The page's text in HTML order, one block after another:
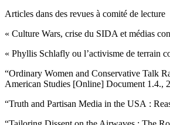
Articles dans des revues à comité de lecture
« Culture Wars, crise du SIDA et médias
« Phyllis Schlafly ou l’activisme de terrain
“Ordinary Women and Conservative Talk
American Studies [Online] Document 1.4.,
“Truth and Partisan Media in the USA :